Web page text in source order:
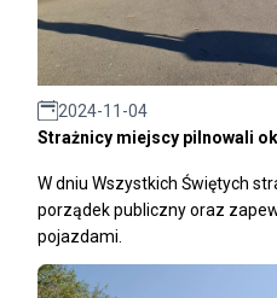
2024-11-04
Strażnicy miejscy pilnowali
W dniu Wszystkich Świętych
porządek publiczny oraz
pojazdami.